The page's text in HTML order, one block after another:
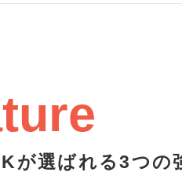
が選ばれる3つの